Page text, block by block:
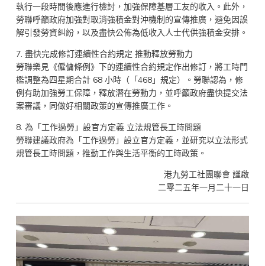
執行一段時間後應進行檢討，加強保障基層工友的收入。此外，
勞聯呼籲政府加強對取消強積金對沖機制的宣傳推廣，避免因誤
解引發勞資糾紛，以及盡快公佈為低收入人士代供強積金安排。
7. 盡快完成修訂連續性合約規定 推動釋放勞動力
勞聯樂見《僱傭條例》下的連續性合約規定作出修訂，將工時門
檻調整為四星期合計 68 小時（「468」規定）。勞聯認為，修
例有助加強勞工保障，釋放潛在勞動力，並呼籲政府盡快提交法
案審議，同做好相關政策的宣傳推廣工作。
8. 為「工作過勞」設官方定義 立法規管長工時問題
勞聯建議政府為「工作過勞」設立官方定義，並研究以立法形式
規管長工時問題，推動工作與生活平衡的工時政策。
港九勞工社團聯會 謹啟
二零二五年一月二十一日